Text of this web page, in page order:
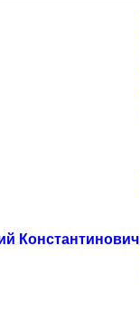
Константинович